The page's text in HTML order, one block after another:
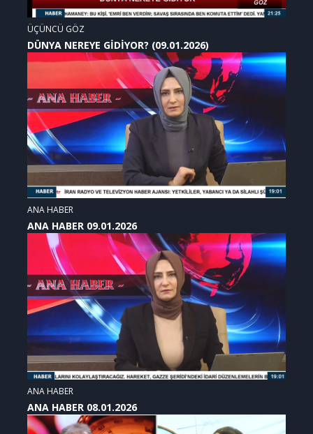
ÜÇÜNCÜ GÖZ
DÜNYA NEREYE GİDİYOR? (09.01.2026)
ANA HABER
ANA HABER 09.01.2026
ANA HABER
ANA HABER 08.01.2026